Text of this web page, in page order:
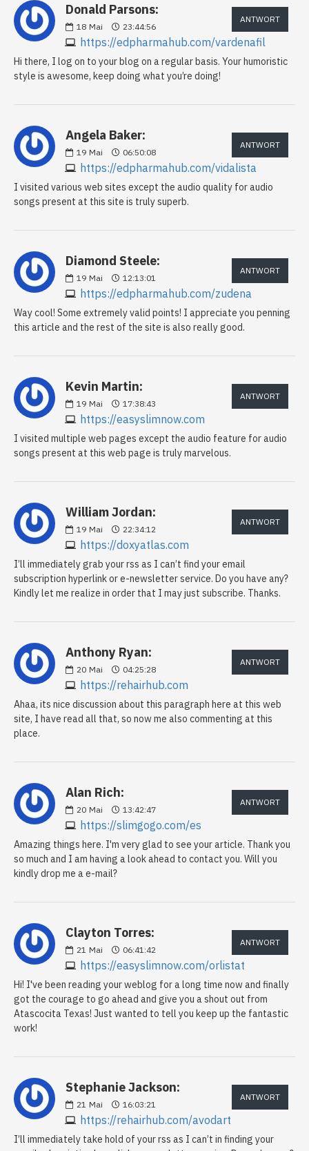
Donald Parsons:
18 Mai 23:44:56
https://edpharmahub.com/vardenafil
ANTWORT
Hi there, I log on to your blog on a regular basis. Your humoristic
style is awesome, keep doing what you’re doing!
Angela Baker:
19 Mai 06:50:08
https://edpharmahub.com/vidalista
ANTWORT
I visited various web sites except the audio quality for audio
songs present at this site is truly superb.
Diamond Steele:
19 Mai 12:13:01
https://edpharmahub.com/zudena
ANTWORT
Way cool! Some extremely valid points! I appreciate you penning
this article and the rest of the site is also really good.
Kevin Martin:
19 Mai 17:38:43
https://easyslimnow.com
ANTWORT
I visited multiple web pages except the audio feature for audio
songs present at this web page is truly marvelous.
William Jordan:
19 Mai 22:34:12
https://doxyatlas.com
ANTWORT
I’ll immediately grab your rss as I can’t find your email
subscription hyperlink or e-newsletter service. Do you have any?
Kindly let me realize in order that I may just subscribe. Thanks.
Anthony Ryan:
20 Mai 04:25:28
https://rehairhub.com
ANTWORT
Ahaa, its nice discussion about this paragraph here at this web
site, I have read all that, so now me also commenting at this
place.
Alan Rich:
20 Mai 13:42:47
https://slimgogo.com/es
ANTWORT
Amazing things here. I'm very glad to see your article. Thank you
so much and I am having a look ahead to contact you. Will you
kindly drop me a e-mail?
Clayton Torres:
21 Mai 06:41:42
https://easyslimnow.com/orlistat
ANTWORT
Hi! I've been reading your weblog for a long time now and finally
got the courage to go ahead and give you a shout out from
Atascocita Texas! Just wanted to tell you keep up the fantastic
work!
Stephanie Jackson:
21 Mai 16:03:21
https://rehairhub.com/avodart
ANTWORT
I’ll immediately take hold of your rss as I can’t in finding your